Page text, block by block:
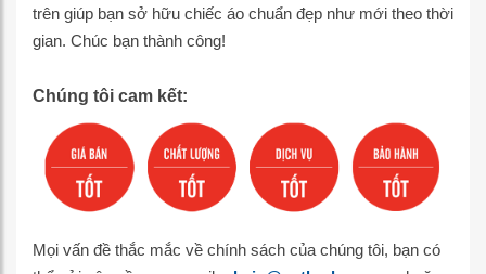
trên giúp bạn sở hữu chiếc áo chuẩn đẹp như mới theo thời
gian. Chúc bạn thành công!
Chúng tôi cam kết:
Mọi vấn đề thắc mắc về chính sách của chúng tôi, bạn có